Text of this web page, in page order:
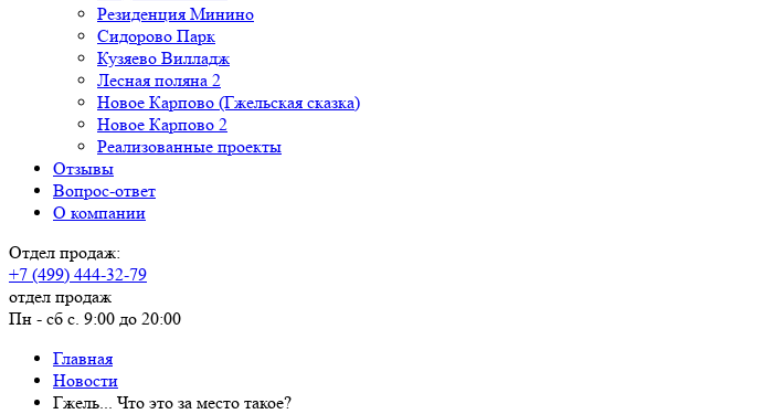
Резиденция Минино
Сидорово Парк
Кузяево Вилладж
Лесная поляна 2
Новое Карпово (Гжельская сказка)
Новое Карпово 2
Реализованные проекты
Отзывы
Вопрос-ответ
О компании
Отдел продаж:
+7 (499) 444-32-79
отдел продаж
Пн - сб с. 9:00 до 20:00
Главная
Новости
Гжель... Что это за место такое?